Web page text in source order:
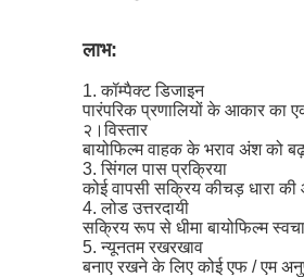
लाभ:
1. कॉम्पैक्ट डिजाइन
पारंपरिक प्रणालियों के आकार का
२।विस्तार
बायोफिल्म वाहक के भराव अंश को
3. सिंगल पास प्रक्रिया
कोई वापसी सक्रिय कीचड़ धारा
4. लोड उत्तरदायी
सक्रिय रूप से धीमा बायोफिल्म
5. न्यूनतम रखरखाव
बनाए रखने के लिए कोई एफ / एम